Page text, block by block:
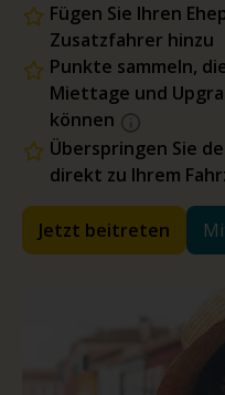
Fügen Sie Ihren
Zusatzfahrer hinzu
Punkte sammeln,
Miettage und
können
Überspringen Sie
direkt zu Ihrem
Jetzt beitreten